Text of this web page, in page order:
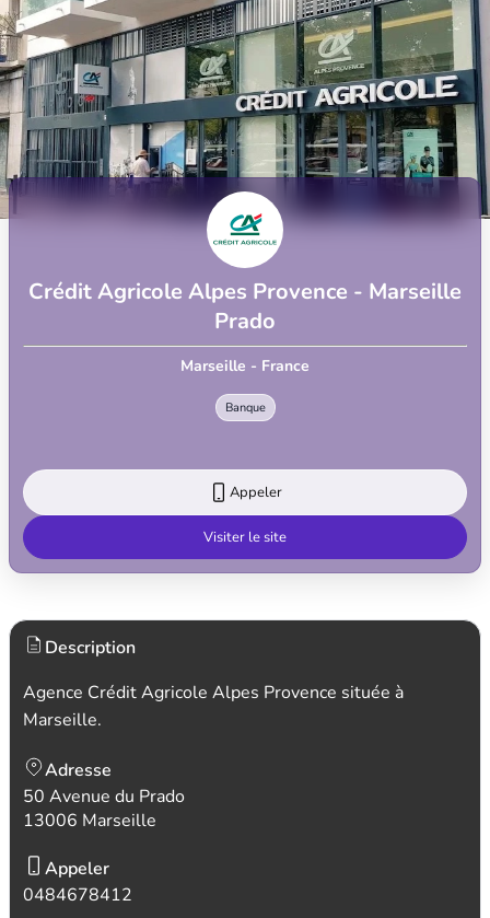
Crédit Agricole Alpes Provence - Marseille
Prado
Marseille - France
Banque
Appeler
Visiter le site
Description
Agence Crédit Agricole Alpes Provence située à
Marseille.
Adresse
50 Avenue du Prado
13006 Marseille
Appeler
0484678412